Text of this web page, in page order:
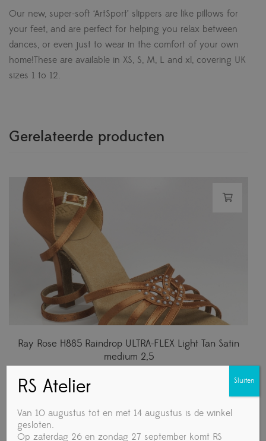
Our new, super-soft ‘ArtSport’ slippers are like pillows for
your feet, and are perfect for helping you relax between
dances, or even just to wear in the comfort of your own
home!These are available in XS, S, M, L and xl, covering UK
sizes 1 to 12.
Gerelateerde producten
Ray Rose H885 Raindrop ULTRA-FLEX Light Tan Satin
medium 2,5
RS Atelier
Van 10 augustus tot en met 14 augustus is de winkel
gesloten.
Op zaterdag 26 en zondag 27 september komt RS
Sluiten